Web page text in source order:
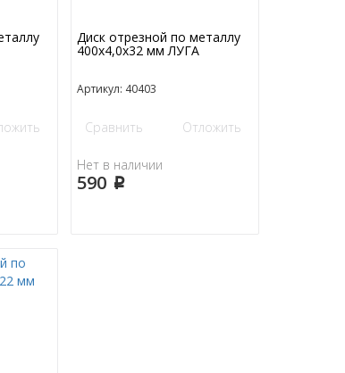
Диск отрезной по металлу
400х4,0х32 мм ЛУГА
Артикул: 40403
Сравнить Отложить
Нет в наличии
590 p